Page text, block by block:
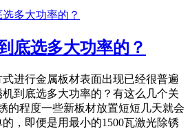
底选多大功率的？
进行金属板材表面出现已经很普遍
到底选多大功率的？有这么几个关
的程度一些新板材放置短短几天就会
，即便是用最小的1500瓦激光除锈